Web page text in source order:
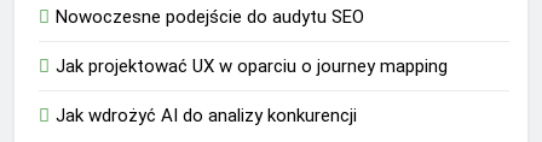
Nowoczesne podejście do audytu SEO
Jak projektować UX w oparciu o journey mapping
Jak wdrożyć AI do analizy konkurencji